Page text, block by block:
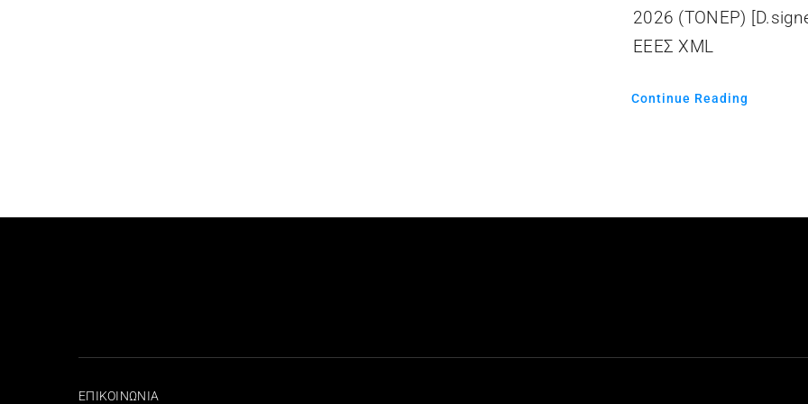
2026 (ΤΟΝΕΡ)
ΕΕΕΣ XML
Continue Reading
ΕΠΙΚΟΙΝΩΝΙΑ